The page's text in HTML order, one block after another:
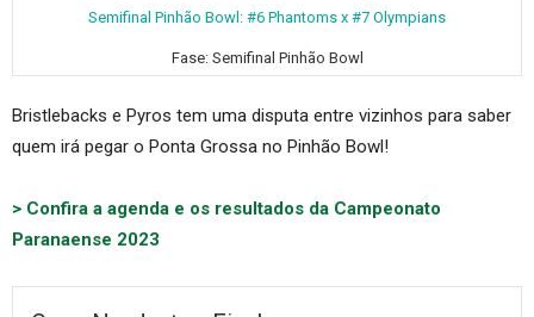
Semifinal Pinhão Bowl: #6 Phantoms x #7 Olympians
Fase:Semifinal Pinhão Bowl
Bristlebacks e Pyros tem uma disputa entre vizinhos para saber
quem irá pegar o Ponta Grossa no Pinhão Bowl!
> Confira a agenda e os resultados da Campeonato
Paranaense 2023